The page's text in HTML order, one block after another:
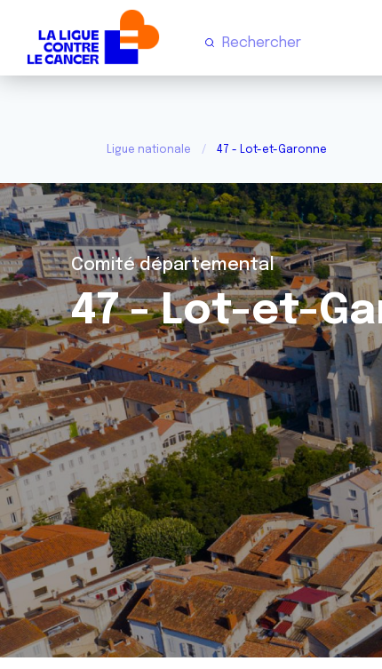
Ligue nationale 47 - Lot-et-Garonne
Comité départemental
47 - Lot-et-